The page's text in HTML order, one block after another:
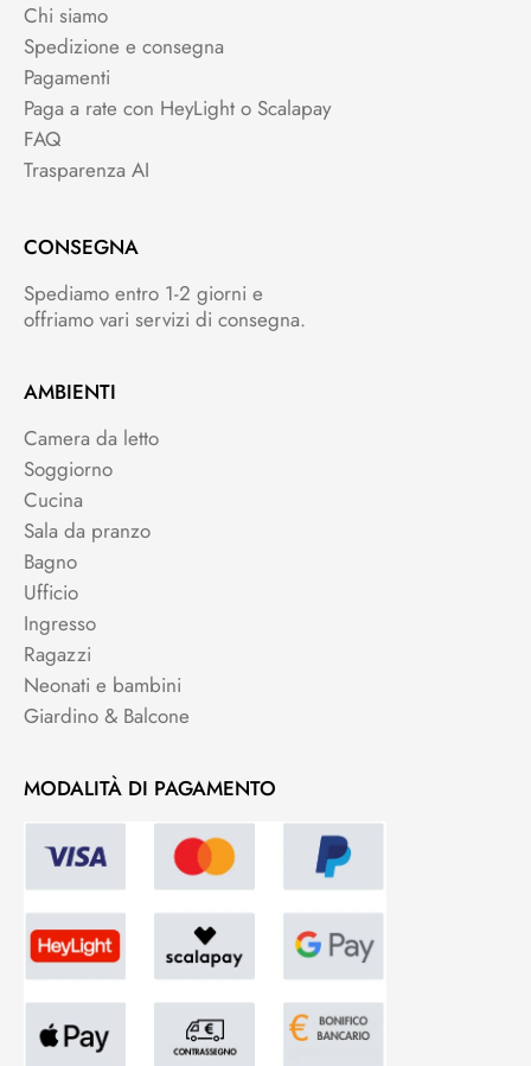
Chi siamo
Spedizione e consegna
Pagamenti
Paga a rate con HeyLight o Scalapay
FAQ
Trasparenza AI
CONSEGNA
Spediamo entro 1-2 giorni e
offriamo vari servizi di consegna.
AMBIENTI
Camera da letto
Soggiorno
Cucina
Sala da pranzo
Bagno
Ufficio
Ingresso
Ragazzi
Neonati e bambini
Giardino & Balcone
MODALITÀ DI PAGAMENTO